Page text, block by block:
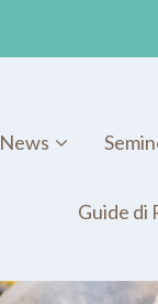
News
Guide di